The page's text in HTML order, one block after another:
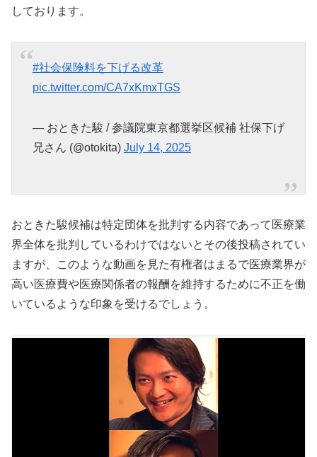
しております。
#社会保険料を下げる改革
pic.twitter.com/CA7xKmxTGS
— おときた駿 / 参議院東京都選挙区候補 社保下げ
兄さん (@otokita) July 14, 2025
おときた駿候補は特定団体を批判する内容であって医療業
界全体を批判しているわけではないとその後投稿されてい
ますが、このような動画を見た有権者はまるで医療業界が
高い医療費や医療関係者の報酬を維持するために不正を働
いているような印象を受けるでしょう。